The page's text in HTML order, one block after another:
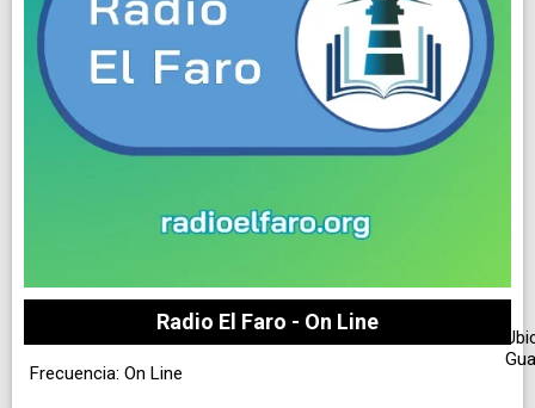
Radio El Faro - On Line
Frecuencia: On Line